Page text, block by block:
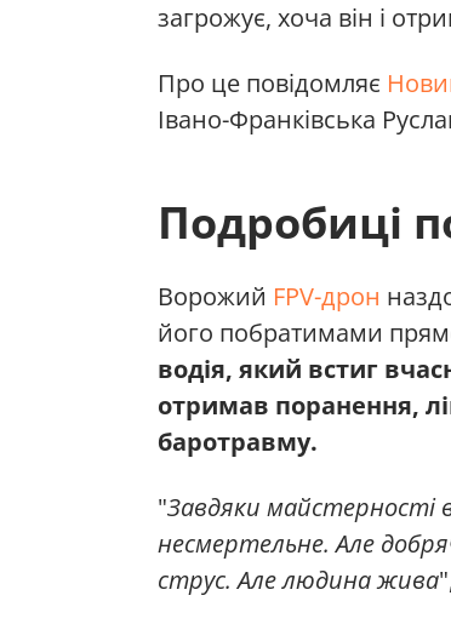
загрожує, хоча він і
Про це повідомляє
Івано-Франківська
Подробиці
Ворожий FPV-дрон
його побратимами
водія, який встиг
отримав поранення,
баротравму.
"Завдяки майстерності
несмертельне. Але
струс. Але людина жива